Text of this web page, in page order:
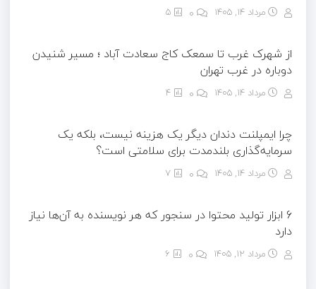
مرداد ۱۴, ۱۴۰۵ 5
از شهرک غرب تا سمعک کاج سعادت آباد ؛ مسیر شنیدن
دوباره در غرب تهران
مرداد ۱۴, ۱۴۰۵ 4
چرا ایمپلنت دندان دیگر یک هزینه نیست، بلکه یک
سرمایه‌گذاری بلندمدت برای سلامتی است؟
مرداد ۱۴, ۱۴۰۵ 7
6 ابزار تولید محتوا در سنجور که هر نویسنده به آن‌ها نیاز
دارد
مرداد ۱۲, ۱۴۰۵ 6